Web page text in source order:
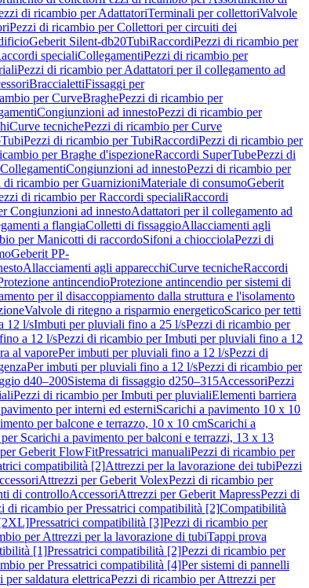
di ricambio per AdattatoriTerminali per collettoriValvole
Pezzi di ricambio per Collettori per circuiti dei
Geberit Silent-db20TubiRaccordiPezzi di ricambio per
specialiCollegamentiPezzi di ricambio per
Pezzi di ricambio per Adattatori per il collegamento ad
BraccialettiFissaggi per
per CurveBraghePezzi di ricambio per
Congiunzioni ad innestoPezzi di ricambio per
Curve tecnichePezzi di ricambio per Curve
TubiPezzi di ricambio per TubiRaccordiPezzi di ricambio per
per Braghe d'ispezioneRaccordi SuperTubePezzi di
Congiunzioni ad innestoPezzi di ricambio per
di ricambio per GuarnizioniMateriale di consumoGeberit
di ricambio per Raccordi specialiRaccordi
Congiunzioni ad innestoAdattatori per il collegamento ad
a flangiaColletti di fissaggioAllacciamenti agli
per Manicotti di raccordoSifoni a chiocciolaPezzi di
Geberit PP-
Allacciamenti agli apparecchiCurve tecnicheRaccordi
antincendioProtezione antincendio per sistemi di
per il disaccoppiamento dalla struttura e l'isolamento
Valvole di ritegno a risparmio energeticoScarico per tetti
12 l/sImbuti per pluviali fino a 25 l/sPezzi di ricambio per
a 12 l/sPezzi di ricambio per Imbuti per pluviali fino a 12
al vaporePer imbuti per pluviali fino a 12 l/sPezzi di
Per imbuti per pluviali fino a 12 l/sPezzi di ricambio per
d40–200Sistema di fissaggio d250–315AccessoriPezzi
Pezzi di ricambio per Imbuti per pluvialiElementi barriera
per interni ed esterniScarichi a pavimento 10 x 10
per balcone e terrazzo, 10 x 10 cmScarichi a
Scarichi a pavimento per balconi e terrazzi, 13 x 13
Geberit FlowFitPressatrici manualiPezzi di ricambio per
compatibilità [2]Attrezzi per la lavorazione dei tubiPezzi
Attrezzi per Geberit VolexPezzi di ricambio per
di controlloAccessoriAttrezzi per Geberit MapressPezzi di
di ricambio per Pressatrici compatibilità [2]Compatibilità
Pressatrici compatibilità [3]Pezzi di ricambio per
per Attrezzi per la lavorazione di tubiTappi prova
[1]Pressatrici compatibilità [2]Pezzi di ricambio per
per Pressatrici compatibilità [4]Per sistemi di pannelli
per saldatura elettricaPezzi di ricambio per Attrezzi per